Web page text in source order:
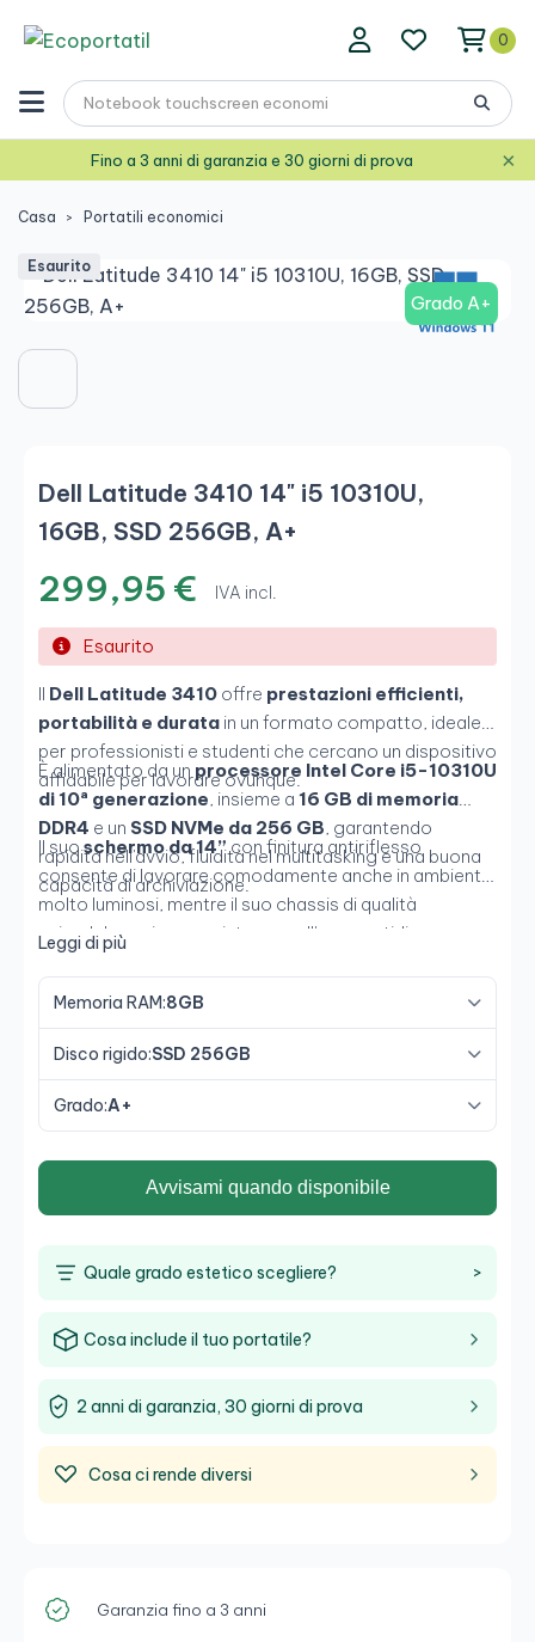
0
Fino a 3 anni di garanzia e 30 giorni di prova ×
Casa Portatili economici
Grado A+
Esaurito
Dell Latitude 3410 14" i5 10310U,
16GB, SSD 256GB, A+
299,95 € IVA incl.
Esaurito
Il Dell Latitude 3410 offre prestazioni efficienti,
portabilità e durata in un formato compatto, ideale
per professionisti e studenti che cercano un dispositivo
affidabile per lavorare ovunque.
È alimentato da un processore Intel Core i5-10310U
di 10ª generazione, insieme a 16 GB di memoria
DDR4 e un SSD NVMe da 256 GB, garantendo
rapidità nell'avvio, fluidità nel multitasking e una buona
capacità di archiviazione.
Il suoschermo da 14”con finitura antiriflesso
consente di lavorare comodamente anche in ambienti
molto luminosi, mentre il suo chassis di qualità
aziendale assicura resistenza nell'uso quotidiano.
rendono un dispositivo versatile per diversi ambienti di
Leggi di più
Memoria RAM:8GB
Disco rigido:SSD 256GB
Grado:A+
Avvisami quando disponibile
Quale grado estetico scegliere? >
Cosa include il tuo portatile?
2 anni di garanzia, 30 giorni di prova
Cosa ci rende diversi
Garanzia fino a 3 anni